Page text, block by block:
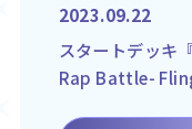
2023.09.22
スタートデッキ
Rap Battle-